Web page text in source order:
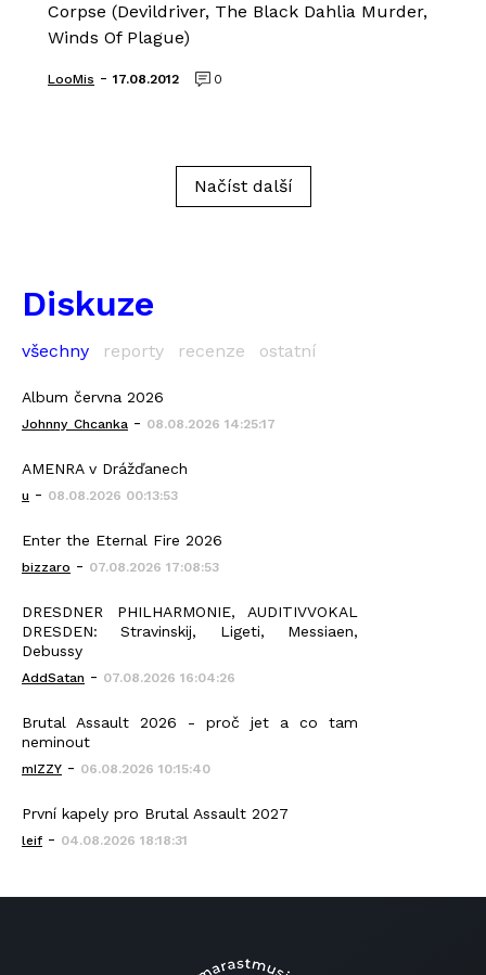
Corpse (Devildriver, The Black Dahlia Murder,
Winds Of Plague)
LooMis - 17.08.2012 0
Načíst další
Diskuze
všechny reporty recenze ostatní
Album června 2026
Johnny_Chcanka - 08.08.2026 14:25:17
AMENRA v Drážďanech
u - 08.08.2026 00:13:53
Enter the Eternal Fire 2026
bizzaro - 07.08.2026 17:08:53
DRESDNER PHILHARMONIE, AUDITIVVOKAL
DRESDEN: Stravinskij, Ligeti, Messiaen,
Debussy
AddSatan - 07.08.2026 16:04:26
Brutal Assault 2026 - proč jet a co tam
neminout
mIZZY - 06.08.2026 10:15:40
První kapely pro Brutal Assault 2027
leif - 04.08.2026 18:18:31